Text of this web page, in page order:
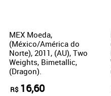
MEX Moeda,
(México/América do
Norte), 2011, (AU), Two
Weights, Bimetallic,
(Dragon).
R$ 16,60